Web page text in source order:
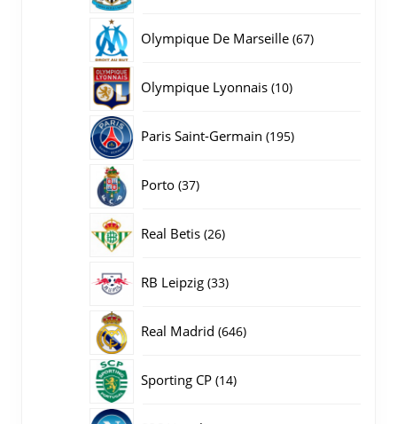
Olympique De Marseille 6767
Olympique Lyonnais 1010
Paris Saint-Germain 195195
Porto 3737
Real Betis 2626
RB Leipzig 3333
Real Madrid 646646
Sporting CP 1414